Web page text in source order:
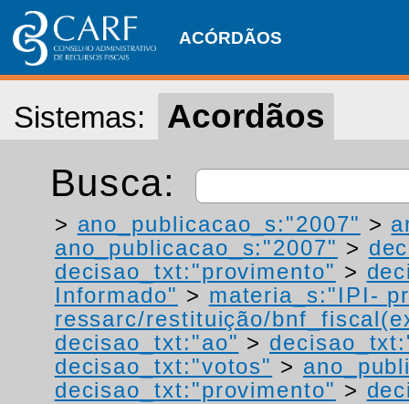
ACÓRDÃOS
Sistemas: Acordãos
Busca:
> ano_publicacao_s:"2007" >
ano_publicacao_s:"2007" >
decisao_txt:"provimento" >
Informado" > materia_s:"IPI-
ressarc/restituição/
decisao_txt:"ao" >
decisao_txt:"votos" >
decisao_txt:"provimento" >